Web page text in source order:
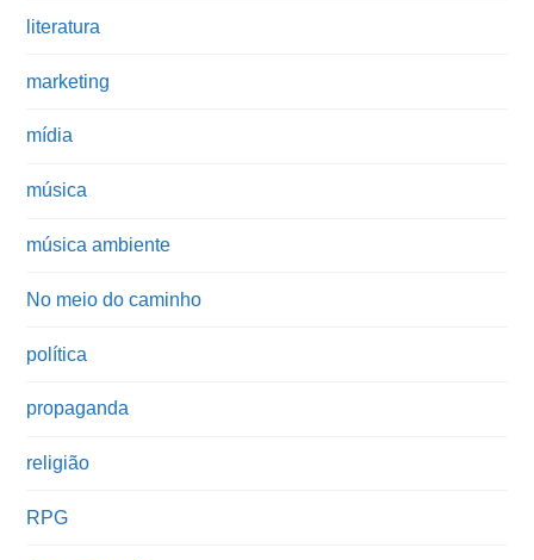
literatura
marketing
mídia
música
música ambiente
No meio do caminho
política
propaganda
religião
RPG